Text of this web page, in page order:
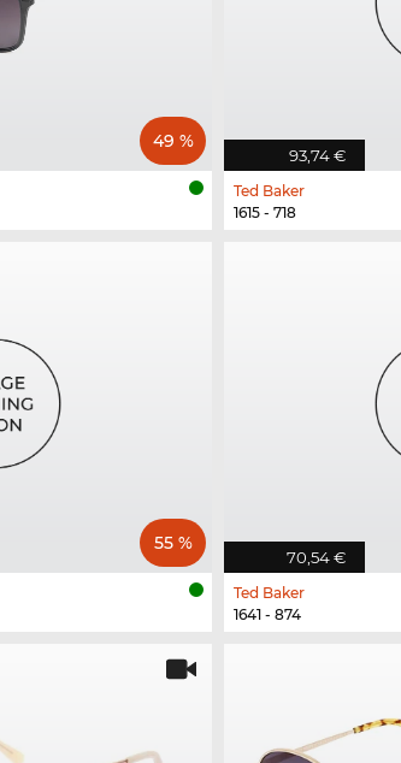
49 %
93,74 €
Ted Baker
1615 - 718
55 %
70,54 €
Ted Baker
1641 - 874